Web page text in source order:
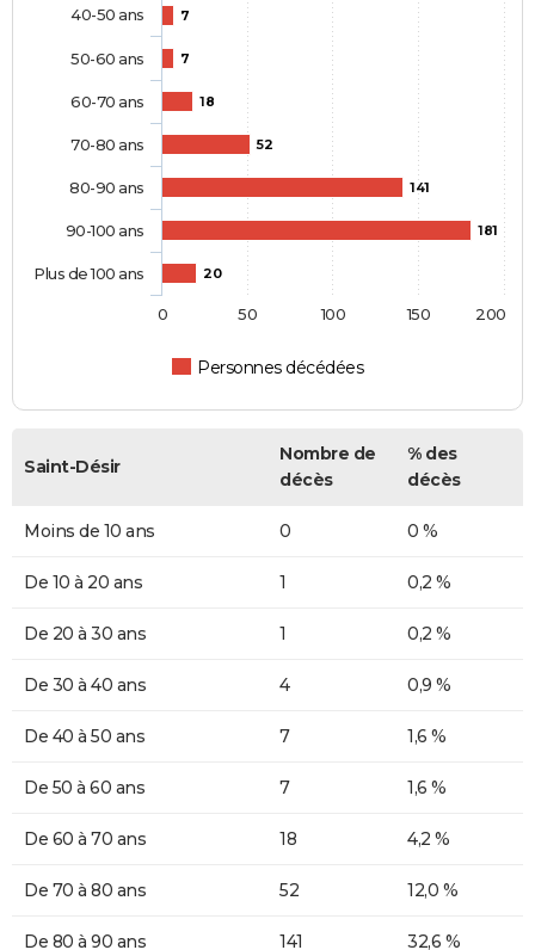
7
7
18
52
141
181
20
Personnes décédées
40-50 ans
50-60 ans
60-70 ans
70-80 ans
80-90 ans
90-100 ans
Plus de 100 ans
0 50 100 150 200
Saint-Désir
Nombre de
décès
% des
décès
Moins de 10 ans 0 0 %
De 10 à 20 ans 1 0,2 %
De 20 à 30 ans 1 0,2 %
De 30 à 40 ans 4 0,9 %
De 40 à 50 ans 7 1,6 %
De 50 à 60 ans 7 1,6 %
De 60 à 70 ans 18 4,2 %
De 70 à 80 ans 52 12,0 %
De 80 à 90 ans 141 32,6 %